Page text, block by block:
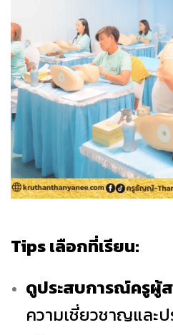
Tips เลือกที่เรียน:
ดูประสบการณ์ครูผู้
ความเชี่ยวชาญและ